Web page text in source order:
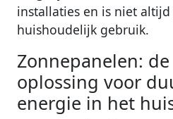
installaties en is niet
huishoudelijk gebruik.
Zonnepanelen:
oplossing voor
energie in het